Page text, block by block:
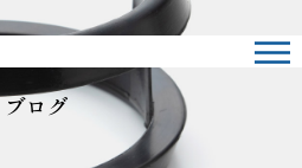
ブログ